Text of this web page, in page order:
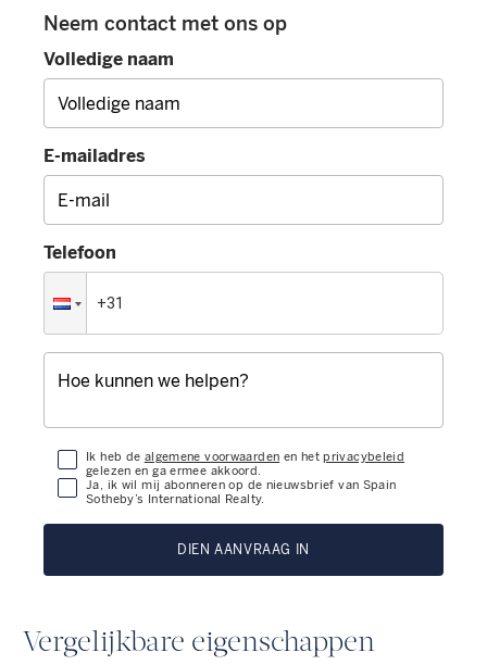
Neem contact met ons op
Volledige naam
E-mailadres
Telefoon
Ik heb de algemene voorwaarden en hetprivacybeleid
gelezen en ga ermee akkoord.
Ja, ik wil mij abonneren op de nieuwsbrief van Spain
Sotheby’s International Realty.
DIEN AANVRAAG IN
Vergelijkbare eigenschappen